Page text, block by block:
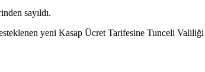
sayıldı.
yeni Kasap Ücret Tarifesine Tunceli Valiliği